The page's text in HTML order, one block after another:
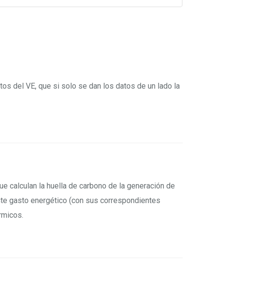
del VE, que si solo se dan los datos de un lado la
calculan la huella de carbono de la generación de
gasto energético (con sus correspondientes